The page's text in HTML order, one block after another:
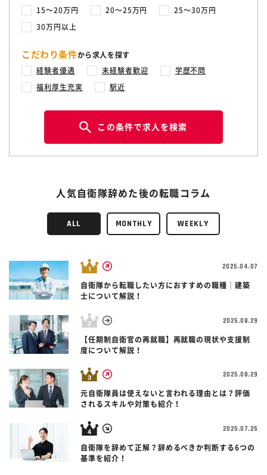
15〜20万円 20〜25万円 25〜30万円
30万円以上
こだわり条件から求人を探す
経験者優遇 未経験者歓迎 学歴不問
福利厚生充実 駅近
この条件で求人を検索
人気自衛隊辞めた後の転職コラム
ALL MONTHLY WEEKLY
2025.04.07
自衛隊から転職したい方におすすめの職種｜建築
士について解説！
2025.08.29
【任期制自衛官の再就職】再就職の現状や支援制
度について解説！
2025.08.29
元自衛隊員は使えないと言われる理由とは？評価
されるスキルや対策も紹介！
2025.07.25
自衛隊を辞めて正解？辞めるべきか判断する6つの
基準を紹介！